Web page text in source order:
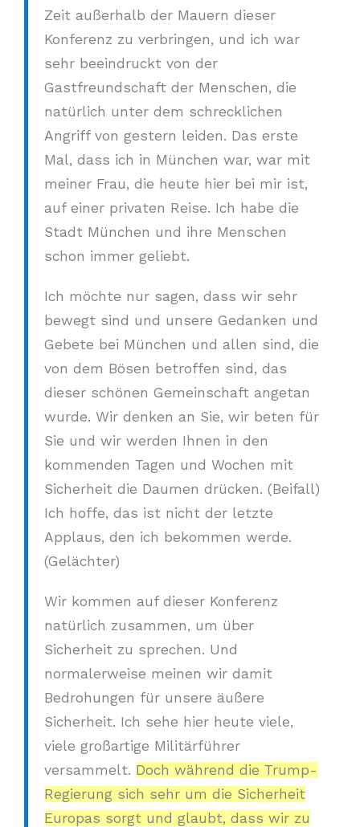
Zeit außerhalb der Mauern dieser
Konferenz zu verbringen, und ich war
sehr beeindruckt von der
Gastfreundschaft der Menschen, die
natürlich unter dem schrecklichen
Angriff von gestern leiden. Das erste
Mal, dass ich in München war, war mit
meiner Frau, die heute hier bei mir ist,
auf einer privaten Reise. Ich habe die
Stadt München und ihre Menschen
schon immer geliebt.
Ich möchte nur sagen, dass wir sehr
bewegt sind und unsere Gedanken und
Gebete bei München und allen sind, die
von dem Bösen betroffen sind, das
dieser schönen Gemeinschaft angetan
wurde. Wir denken an Sie, wir beten für
Sie und wir werden Ihnen in den
kommenden Tagen und Wochen mit
Sicherheit die Daumen drücken. (Beifall)
Ich hoffe, das ist nicht der letzte
Applaus, den ich bekommen werde.
(Gelächter)
Wir kommen auf dieser Konferenz
natürlich zusammen, um über
Sicherheit zu sprechen. Und
normalerweise meinen wir damit
Bedrohungen für unsere äußere
Sicherheit. Ich sehe hier heute viele,
viele großartige Militärführer
versammelt. Doch während die Trump-
Regierung sich sehr um die Sicherheit
Europas sorgt und glaubt, dass wir zu